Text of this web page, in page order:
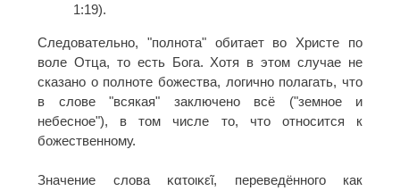
1:19).
Следовательно, "полнота" обитает во Христе по
воле Отца, то есть Бога. Хотя в этом случае не
сказано о полноте божества, логично полагать, что
в слове "всякая" заключено всё ("земное и
небесное"), в том числе то, что относится к
божественному.
Значение слова κατοικεῖ, переведённого как